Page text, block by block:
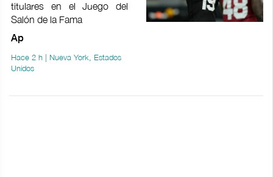
titulares en el Juego del
Salón de la Fama
Ap
Hace 2 h | Nueva York, Estados
Unidos